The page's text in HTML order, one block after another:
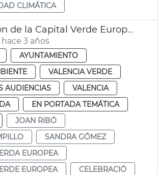
CLIMÁTICA
Celebración de la Capital Verde Europea
3 años
AYUNTAMIENTO
VALENCIA VERDE
AUDIENCIAS
VALENCIA
EN PORTADA TEMÁTICA
JOAN RIBÓ
SANDRA GÓMEZ
EUROPEA
EUROPEA
CELEBRACIÓ